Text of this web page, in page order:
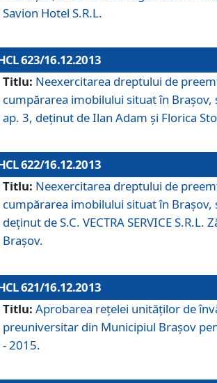
Savion Hotel S.R.L.
623/16.12.2013
Titlu: Neexercitarea dreptului de
cumpărarea imobilului situat în Braşov,
ap. 3, deţinut de Ilan Adam şi Florica
622/16.12.2013
Titlu: Neexercitarea dreptului de
cumpărarea imobilului situat în Braşov,
deţinut de S.C. VECTRA SERVICE S.R.L.
Braşov.
621/16.12.2013
Titlu: Aprobarea reţelei unităţilor de
preuniversitar din Municipiul Braşov
- 2015.